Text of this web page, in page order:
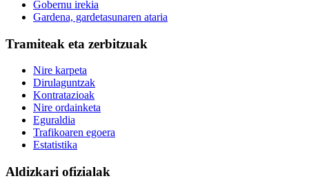
Gobernu irekia
Gardena, gardetasunaren ataria
Tramiteak eta zerbitzuak
Nire karpeta
Dirulaguntzak
Kontratazioak
Nire ordainketa
Eguraldia
Trafikoaren egoera
Estatistika
Aldizkari ofizialak